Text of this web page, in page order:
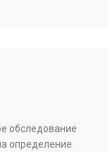
обследование
определение